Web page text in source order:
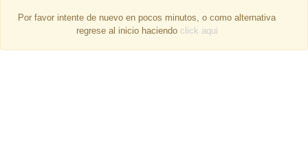
Por favor intente de nuevo en pocos minutos, o como alternativa
regrese al inicio haciendo click aqui